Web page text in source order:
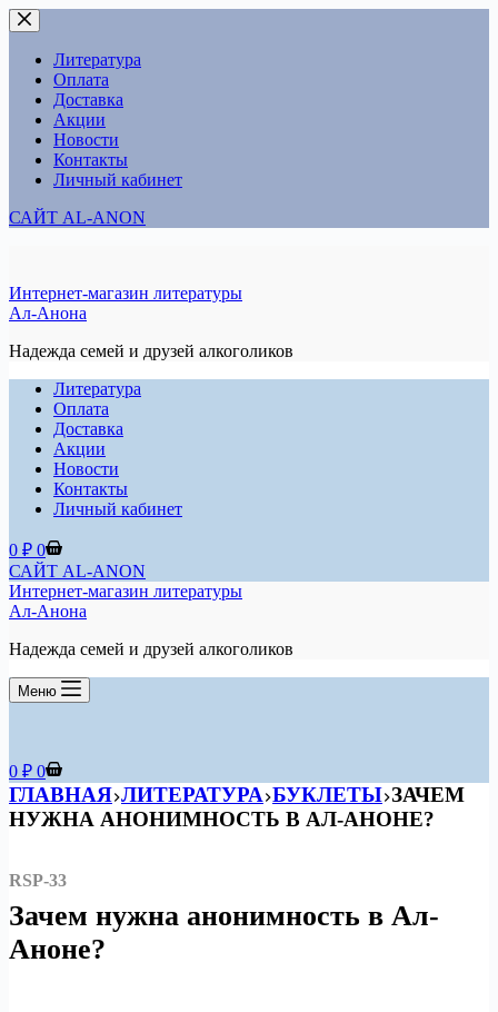
Перейти
к
сути
Литература
Оплата
Доставка
Акции
Новости
Контакты
Личный кабинет
САЙТ AL-ANON
Интернет-магазин литературы
Ал-Анона
Надежда семей и друзей алкоголиков
Литература
Оплата
Доставка
Акции
Новости
Контакты
Личный кабинет
Корзина
0 ₽ 0
САЙТ AL-ANON
Интернет-магазин литературы
Ал-Анона
Надежда семей и друзей алкоголиков
Меню
Корзина
0 ₽ 0
ГЛАВНАЯ ЛИТЕРАТУРА БУКЛЕТЫ ЗАЧЕМ
НУЖНА АНОНИМНОСТЬ В АЛ-АНОНЕ?
RSP-33
Зачем нужна анонимность в Ал-
Аноне?